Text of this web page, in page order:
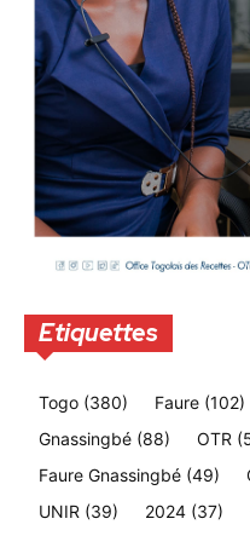
Etiquettes
Togo (380) Faure (102)
Gnassingbé (88) OTR
Faure Gnassingbé (49)
UNIR (39) 2024 (37)